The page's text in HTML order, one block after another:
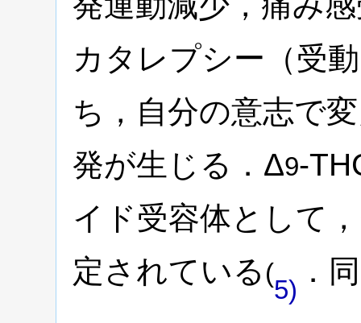
カタレプシー（受
ち，自分の意志で
発が生じる．Δ9-
イド受容体として
定されている (
5)
．